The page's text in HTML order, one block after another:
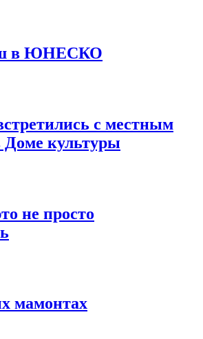
в ЮНЕСКО
с местным
Доме культуры
не просто
мамонтах